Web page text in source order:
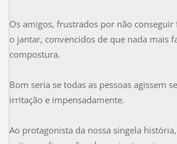
Os amigos, frustrados por não
o jantar, convencidos de que nada mais
compostura.
Bom seria se todas as pessoas agissem
irritação e impensadamente.
Ao protagonista da nossa singela